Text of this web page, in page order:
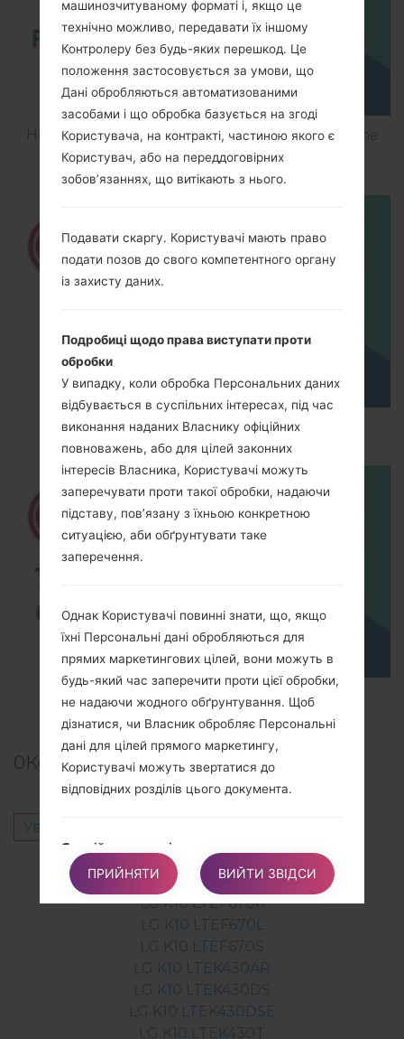
How to Flash Stock Firmware on LG Smartphone
using LG UP?
How to Hard Reset on LG G5 H850?
TOP 5 SECRET CODES for LG!
0Коментарі
Увійти
Інші моделі з цієї серії
LG K10 LTEF670K
LG K10 LTEF670L
LG K10 LTEF670S
LG K10 LTEK430AR
LG K10 LTEK430DS
LG K10 LTEK430DSE
LG K10 LTEK430T
машинозчитуваному форматі і, якщо це
технічно можливо, передавати їх іншому
Контролеру без будь-яких перешкод. Це
положення застосовується за умови, що
Дані обробляються автоматизованими
засобами і що обробка базується на згоді
Користувача, на контракті, частиною якого є
Користувач, або на переддоговірних
зобов’язаннях, що витікають з нього.
Подавати скаргу. Користувачі мають право
подати позов до свого компетентного органу
із захисту даних.
Подробиці щодо права виступати проти
обробки
У випадку, коли обробка Персональних даних
відбувається в суспільних інтересах, під час
виконання наданих Власнику офіційних
повноважень, або для цілей законних
інтересів Власника, Користувачі можуть
заперечувати проти такої обробки, надаючи
підставу, пов’язану з їхньою конкретною
ситуацією, аби обґрунтувати таке
заперечення.
Однак Користувачі повинні знати, що, якщо
їхні Персональні дані обробляються для
прямих маркетингових цілей, вони можуть в
будь-який час заперечити проти цієї обробки,
не надаючи жодного обґрунтування. Щоб
дізнатися, чи Власник обробляє Персональні
дані для цілей прямого маркетингу,
Користувачі можуть звертатися до
відповідних розділів цього документа.
Як здійснювати ці права
Будь-які запити щодо здійснення прав
Користувача можуть бути надіслані Власнику
через контактні дані, наведені в цьому
документі. Ці запити можуть бути виконані
безкоштовно і будуть розглянуті Власником у
найкоротший термін і завжди протягом
одного місяця.
ПРИЙНЯТИ ВИЙТИ ЗВІДСИ